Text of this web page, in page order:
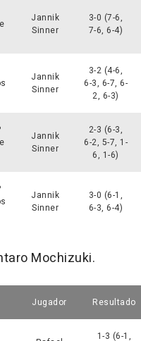
Jannik
Sinner
3-0 (7-6,
7-6, 6-4)
Jannik
Sinner
3-2 (4-6,
6-3, 6-7, 6-
2, 6-3)
Jannik
Sinner
2-3 (6-3,
6-2, 5-7, 1-
6, 1-6)
Jannik
Sinner
3-0 (6-1,
6-3, 6-4)
Mochizuki.
Jugador Resultado
1-3 (6-1,